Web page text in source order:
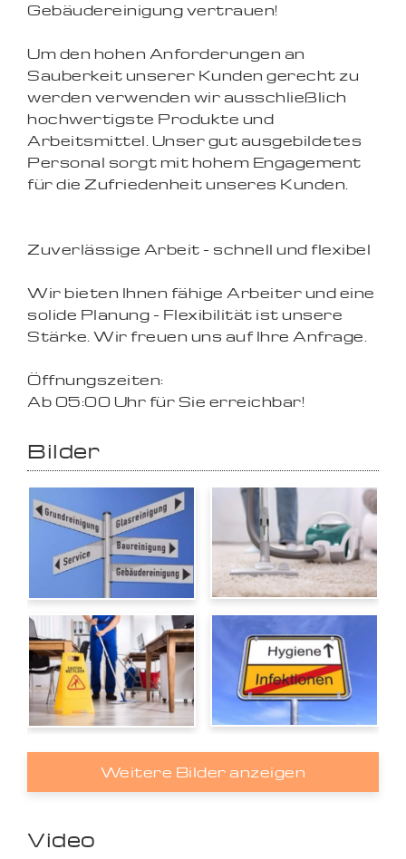
Gebäudereinigung vertrauen!
Um den hohen Anforderungen an
Sauberkeit unserer Kunden gerecht zu
werden verwenden wir ausschließlich
hochwertigste Produkte und
Arbeitsmittel. Unser gut ausgebildetes
Personal sorgt mit hohem Engagement
für die Zufriedenheit unseres Kunden.
Zuverlässige Arbeit - schnell und flexibel
Wir bieten Ihnen fähige Arbeiter und eine
solide Planung - Flexibilität ist unsere
Stärke. Wir freuen uns auf Ihre Anfrage.
Öffnungszeiten:
Ab 05:00 Uhr für Sie erreichbar!
Bilder
Weitere Bilder anzeigen
Video